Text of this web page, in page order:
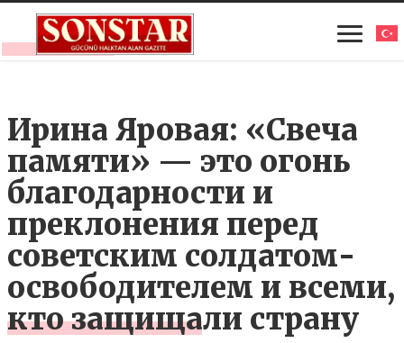
Ирина Яровая: «Свеча
памяти» — это огонь
благодарности и
преклонения перед
советским солдатом-
освободителем и всеми,
кто защищали страну